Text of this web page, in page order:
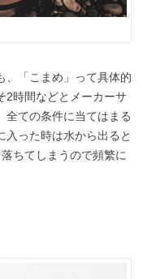
、「こまめ」って具体的
2時間などとメーカーサ
全ての条件に当てはまる
入った時は水から出ると
ちてしまうので頻繁に